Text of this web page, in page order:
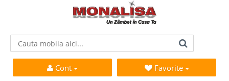
Cont Favorite